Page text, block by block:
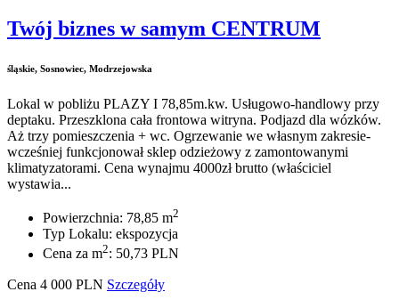
Twój biznes w samym CENTRUM
śląskie, Sosnowiec, Modrzejowska
Lokal w pobliżu PLAZY I 78,85m.kw. Usługowo-handlowy przy
deptaku. Przeszklona cała frontowa witryna. Podjazd dla wózków.
Aż trzy pomieszczenia + wc. Ogrzewanie we własnym zakresie-
wcześniej funkcjonował sklep odzieżowy z zamontowanymi
klimatyzatorami. Cena wynajmu 4000zł brutto (właściciel
wystawia...
Powierzchnia: 78,85 m2
Typ Lokalu: ekspozycja
Cena za m2: 50,73 PLN
Cena 4 000 PLN Szczegóły